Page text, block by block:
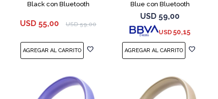
Black con Bluetooth
USD 55,00 USD 59,00
Blue con Bluetooth
USD 59,00
USD 50,15